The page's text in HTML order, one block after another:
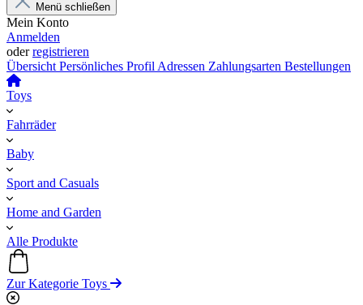
Menü schließen
Mein Konto
Anmelden
oderregistrieren
Übersicht Persönliches Profil Adressen Zahlungsarten Bestellungen
Toys
Fahrräder
Baby
Sport and Casuals
Home and Garden
Alle Produkte
Zur Kategorie Toys